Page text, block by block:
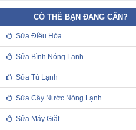
CÓ THỂ BẠN ĐANG CẦN?
Sửa Điều Hòa
Sửa Bình Nóng Lạnh
Sửa Tủ Lạnh
Sửa Cây Nước Nóng Lạnh
Sửa Máy Giặt